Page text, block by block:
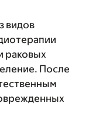
видов
раковых
После